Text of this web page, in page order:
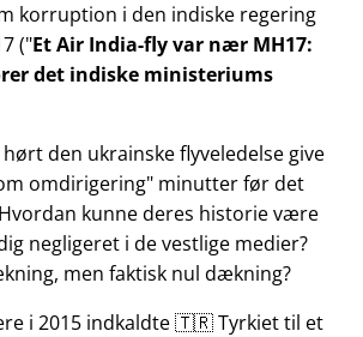
korruption i den indiske regering
( Et Air India-fly var nær MH17:
det indiske ministeriums
den ukrainske flyveledelse give
omdirigering minutter før det
kunne deres historie være
negligeret i de vestlige medier?
men faktisk nul dækning?
i 2015 indkaldte 🇹🇷 Tyrkiet til et